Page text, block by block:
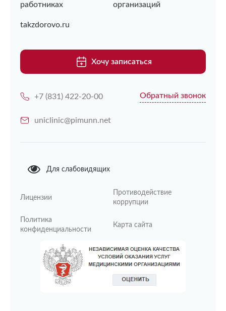
работниках
организаций
takzdorovo.ru
Хочу записаться
+7 (831) 422-20-00 Обратный звонок
uniclinic@pimunn.net
Для слабовидящих
Лицензии
Противодействие
коррупции
Политика
конфиденциальности
Карта сайта